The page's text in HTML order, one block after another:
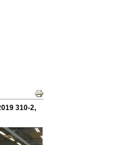
Document
Acties
310-2,